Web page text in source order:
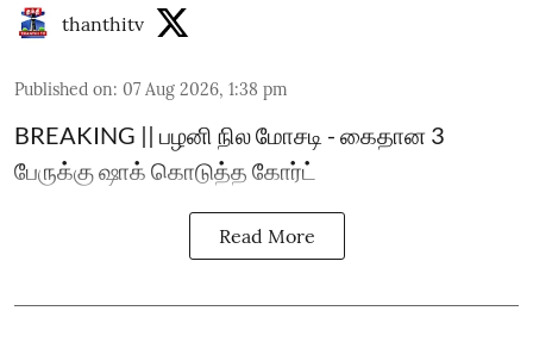
thanthitv
Published on: 07 Aug 2026, 1:38 pm
BREAKING || பழனி நில மோசடி - கைதான 3
பேருக்கு ஷாக் கொடுத்த கோர்ட்
Read More